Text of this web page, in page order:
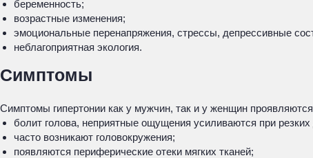
беременность;
возрастные изменения;
эмоциональные перенапряжения, стрессы, депрессивные
неблагоприятная экология.
Симптомы
Симптомы гипертонии как у мужчин, так и у женщин
болит голова, неприятные ощущения усиливаются при
часто возникают головокружения;
появляются периферические отеки мягких тканей;